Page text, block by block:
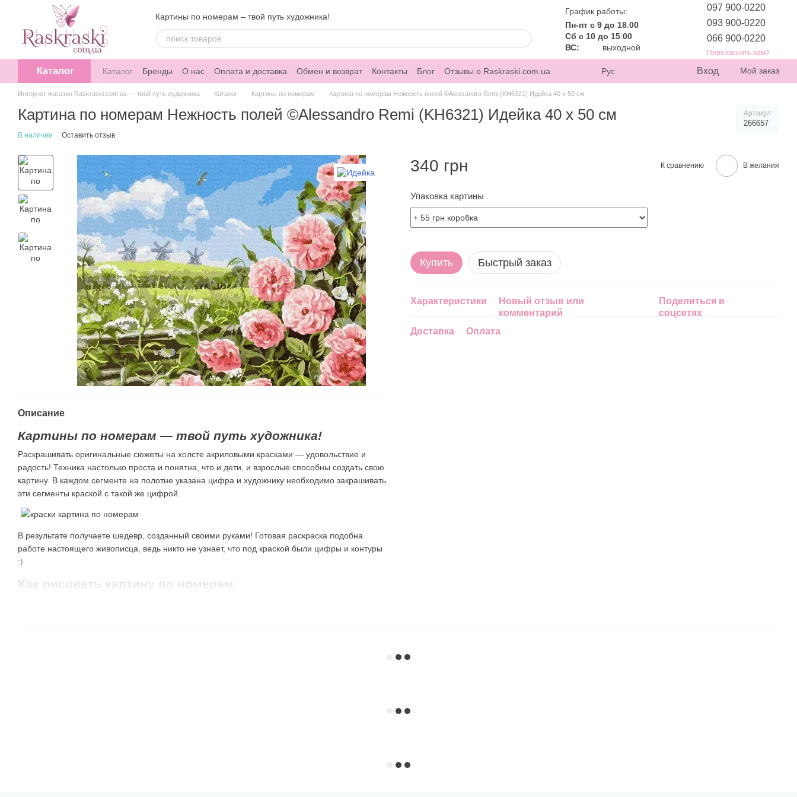
Перейти к основному контенту
Картины по номерам – твой путь художника!
График работы:
Пн-пт с 9 до 18:00
Сб с 10 до 15:00
ВС:
выходной
097 900-0220
093 900-0220
066 900-0220
Перезвонить вам?
Каталог Каталог Бренды О нас Оплата и доставка Обмен и возврат Контакты Блог Отзывы о Raskraski.com.ua Рус Вход Мой заказ
Интернет магазин Raskraski.com.ua — твой путь художника Каталог Картины по номерам Картина по номерам Нежность полей ©Alessandro Remi (KH6321) Идейка 40 х 50 см
Картина по номерам Нежность полей ©Alessandro Remi (KH6321) Идейка 40 х 50 см Артикул
266657
В наличии Оставить отзыв
Описание
Картины по номерам — твой путь художника!
Раскрашивать оригинальные сюжеты на холсте акриловыми красками — удовольствие и
радость! Техника настолько проста и понятна, что и дети, и взрослые способны создать свою
картину. В каждом сегменте на полотне указана цифра и художнику необходимо закрашивать
эти сегменты краской с такой же цифрой.
В результате получаете шедевр, созданный своими руками! Готовая раскраска подобна
работе настоящего живописца, ведь никто не узнает, что под краской были цифры и контуры
:)
Как рисовать картину по номерам
340 грн К сравнению В желания
Упаковка картины
Купить Быстрый заказ
Характеристики
Новый отзыв или
комментарий
Поделиться в
соцсетях
Доставка
Оплата